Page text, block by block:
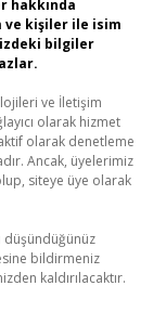
hakkında
ve kişiler ile isim
bilgiler
ve İletişim
olarak hizmet
olarak denetleme
Ancak, üyelerimiz
siteye üye olarak
düşündüğünüz
bildirmeniz
kaldırılacaktır.